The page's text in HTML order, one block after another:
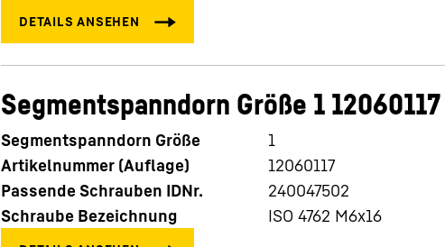
Segmentspanndorn Größe 1 12060117
Segmentspanndorn Größe
1
Artikelnummer (Auflage)
12060117
Passende Schrauben IDNr.
240047502
Schraube Bezeichnung
ISO 4762 M6x16